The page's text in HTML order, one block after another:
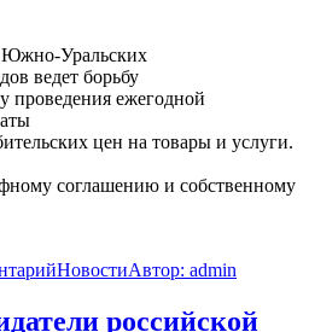
Южно-Уральских
ведет борьбу
проведения ежегодной
цен на товары и услуги.
соглашению и собственному
НовостиАвтор: admin
российской